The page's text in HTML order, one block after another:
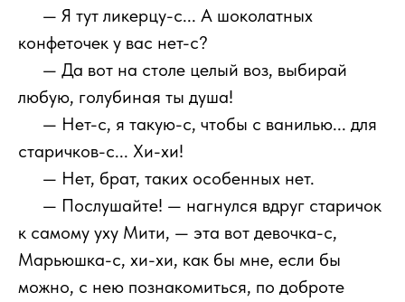
— Я тут ликерцу-с... А шоколатных
конфеточек у вас нет-с?
— Да вот на столе целый воз, выбирай
любую, голубиная ты душа!
— Нет-с, я такую-с, чтобы с ванилью... для
старичков-с... Хи-хи!
— Нет, брат, таких особенных нет.
— Послушайте! — нагнулся вдруг старичок
к самому уху Мити, — эта вот девочка-с,
Марьюшка-с, хи-хи, как бы мне, если бы
можно, с нею познакомиться, по доброте